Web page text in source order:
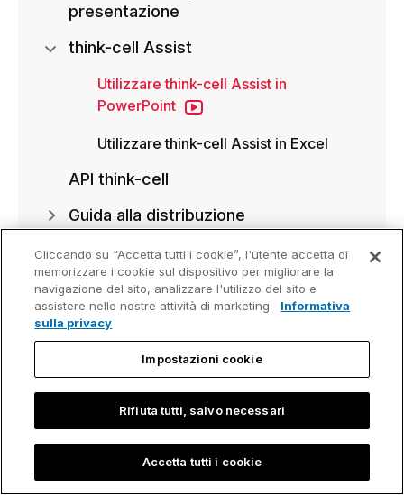
presentazione
think-cell Assist
Utilizzare think-cell Assist in
PowerPoint
Utilizzare think-cell Assist in Excel
API think-cell
Guida alla distribuzione
Hai bisogno di risolvere un problema
Consulta la nostra Knowledge Base
Cliccando su “Accetta tutti i cookie”, l'utente accetta di
memorizzare i cookie sul dispositivo per migliorare la
navigazione del sito, analizzare l'utilizzo del sito e
assistere nelle nostre attività di marketing.
Informativa
sulla privacy
Impostazioni cookie
Rifiuta tutti, salvo necessari
Accetta tutti i cookie